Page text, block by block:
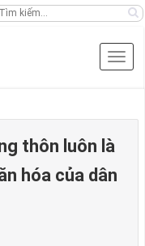
thôn luôn là
hóa của dân